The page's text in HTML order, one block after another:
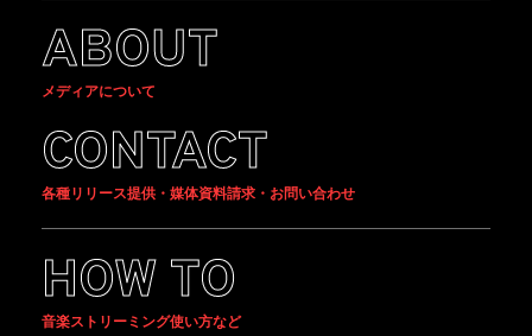
ABOUT
メディアについて
CONTACT
各種リリース提供・媒体資料請求・お問い合わせ
HOW TO
音楽ストリーミング使い方など